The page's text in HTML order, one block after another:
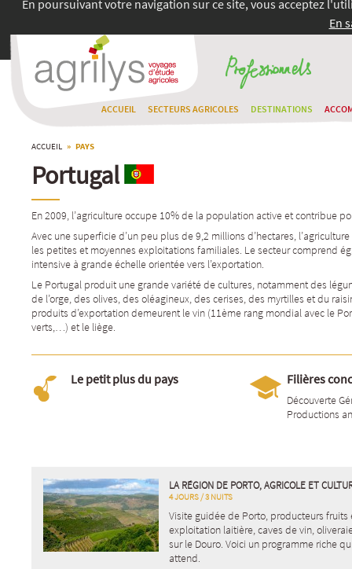
En poursuivant votre navigation sur ce site, vous acceptez
En
ACCUEIL SECTEURS AGRICOLES DESTINATIONS
ACCUEIL » PAYS
Portugal
En 2009, l’agriculture occupe 10% de la population active et contribue
Avec une superficie d’un peu plus de 9,2 millions d’hectares,
les petites et moyennes exploitations familiales. Le secteur comprend
intensive à grande échelle orientée vers l’exportation.
Le Portugal produit une grande variété de cultures, notamment des
de l’orge, des olives, des oléagineux, des cerises, des myrtilles et du
produits d’exportation demeurent le vin (11ème rang mondial avec le
verts,…) et le liège.
Le petit plus du pays Filières
Découverte
Productions
LA RÉGION DE PORTO, AGRICOLE ET
4 JOURS / 3 NUITS
Visite guidée de Porto, producteurs fruits
exploitation laitière, caves de vin,
sur le Douro. Voici un programme riche
attend.